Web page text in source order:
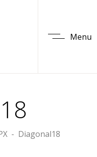
Menu
- Diagonal18